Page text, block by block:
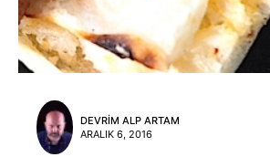
DEVRIM ALP ARTAM
ARALIK 6, 2016